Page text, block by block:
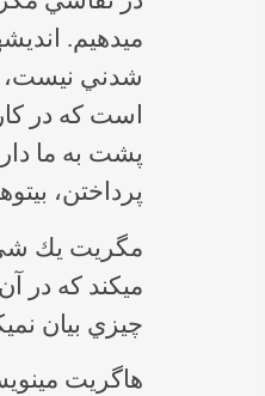
پرداختن، بي‎توهم، به توهم مستمندان سكوت است و سكوت تنهايي را نشان مي‎دهد.
چيزي بيان نمي‎كنند كه بشود آن را به نقطه رجوعشان محدود كرد. همان، ص 8-10
هاگريت مي‎نويسد: